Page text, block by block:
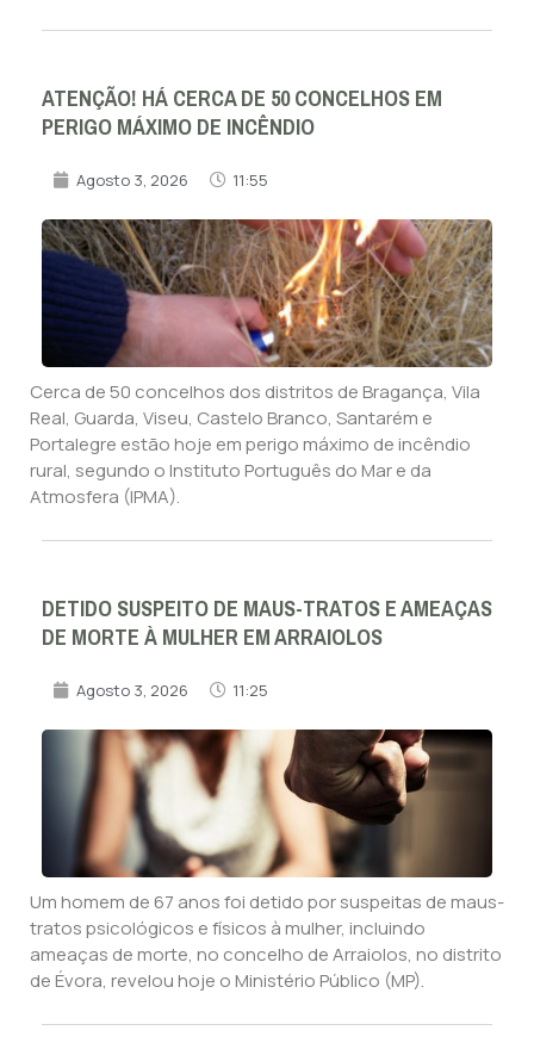
ATENÇÃO! HÁ CERCA DE 50 CONCELHOS EM
PERIGO MÁXIMO DE INCÊNDIO
Agosto 3, 2026 11:55
Cerca de 50 concelhos dos distritos de Bragança, Vila
Real, Guarda, Viseu, Castelo Branco, Santarém e
Portalegre estão hoje em perigo máximo de incêndio
rural, segundo o Instituto Português do Mar e da
Atmosfera (IPMA).
DETIDO SUSPEITO DE MAUS-TRATOS E AMEAÇAS
DE MORTE À MULHER EM ARRAIOLOS
Agosto 3, 2026 11:25
Um homem de 67 anos foi detido por suspeitas de maus-
tratos psicológicos e físicos à mulher, incluindo
ameaças de morte, no concelho de Arraiolos, no distrito
de Évora, revelou hoje o Ministério Público (MP).